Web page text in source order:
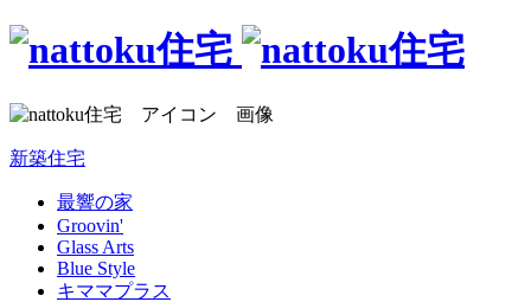
新築住宅
最響の家
Groovin'
Glass Arts
Blue Style
キママプラス